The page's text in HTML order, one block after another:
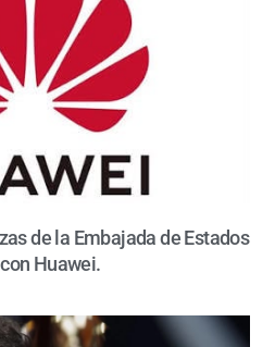
de la Embajada de Estados
Huawei.